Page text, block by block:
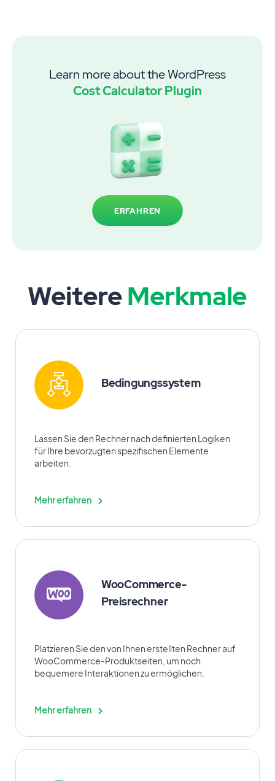
Learn more about the WordPress
Cost Calculator Plugin
ERFAHREN
WeitereMerkmale
Bedingungssystem
Lassen Sie den Rechner nach definierten Logiken
für Ihre bevorzugten spezifischen Elemente
arbeiten.
Mehr erfahren
WooCommerce-
Preisrechner
Platzieren Sie den von Ihnen erstellten Rechner auf
WooCommerce-Produktseiten, um noch
bequemere Interaktionen zu ermöglichen.
Mehr erfahren